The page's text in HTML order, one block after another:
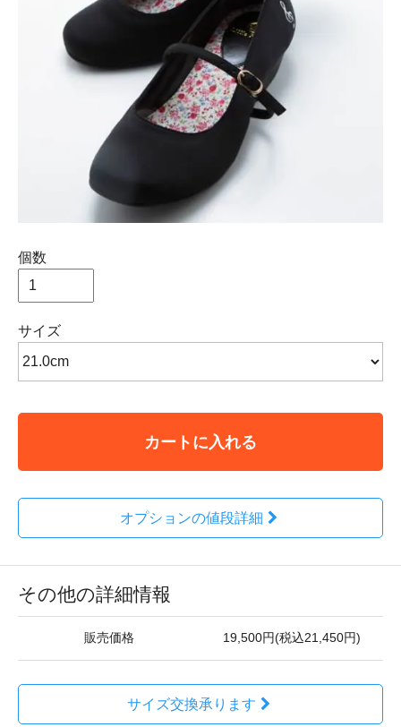
個数
サイズ
カートに入れる
オプションの値段詳細
その他の詳細情報
販売価格 19,500円(税込21,450円)
サイズ交換承ります